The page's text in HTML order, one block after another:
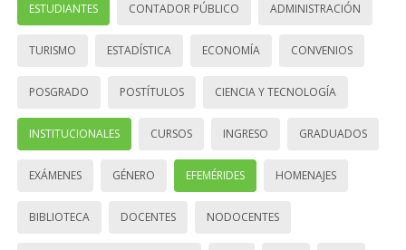
ESTUDIANTES CONTADOR PÚBLICO ADMINISTRACIÓN
TURISMO ESTADÍSTICA ECONOMÍA CONVENIOS
POSGRADO POSTÍTULOS CIENCIA Y TECNOLOGÍA
INSTITUCIONALES CURSOS INGRESO GRADUADOS
EXÁMENES GÉNERO EFEMÉRIDES HOMENAJES
BIBLIOTECA DOCENTES NODOCENTES